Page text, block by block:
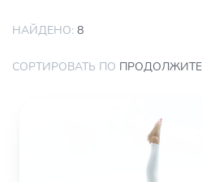
НАЙДЕНО: 8
СОРТИРОВАТЬ ПО